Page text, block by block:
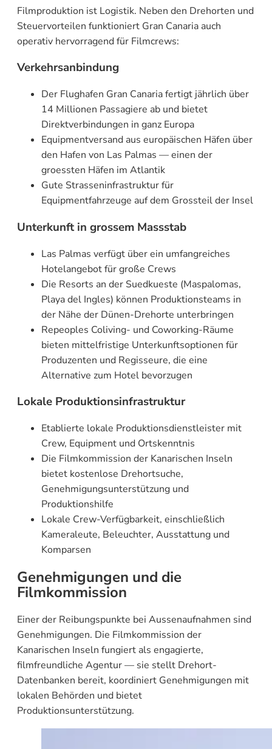
Filmproduktion ist Logistik. Neben den Drehorten und
Steuervorteilen funktioniert Gran Canaria auch
operativ hervorragend für Filmcrews:
Verkehrsanbindung
Der Flughafen Gran Canaria fertigt jährlich über
14 Millionen Passagiere ab und bietet
Direktverbindungen in ganz Europa
Equipmentversand aus europäischen Häfen über
den Hafen von Las Palmas — einen der
groessten Häfen im Atlantik
Gute Strasseninfrastruktur für
Equipmentfahrzeuge auf dem Grossteil der Insel
Unterkunft in grossem Massstab
Las Palmas verfügt über ein umfangreiches
Hotelangebot für große Crews
Die Resorts an der Suedkueste (Maspalomas,
Playa del Ingles) können Produktionsteams in
der Nähe der Dünen-Drehorte unterbringen
Repeoples Coliving- und Coworking-Räume
bieten mittelfristige Unterkunftsoptionen für
Produzenten und Regisseure, die eine
Alternative zum Hotel bevorzugen
Lokale Produktionsinfrastruktur
Etablierte lokale Produktionsdienstleister mit
Crew, Equipment und Ortskenntnis
Die Filmkommission der Kanarischen Inseln
bietet kostenlose Drehortsuche,
Genehmigungsunterstützung und
Produktionshilfe
Lokale Crew-Verfügbarkeit, einschließlich
Kameraleute, Beleuchter, Ausstattung und
Komparsen
Genehmigungen und die
Filmkommission
Einer der Reibungspunkte bei Aussenaufnahmen sind
Genehmigungen. Die Filmkommission der
Kanarischen Inseln fungiert als engagierte,
filmfreundliche Agentur — sie stellt Drehort-
Datenbanken bereit, koordiniert Genehmigungen mit
lokalen Behörden und bietet
Produktionsunterstützung.